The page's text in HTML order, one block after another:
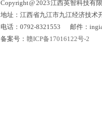
Copyright @ 2023 江西英智科技有
地址：江西省九江市九江经济技术
电话：0792-8321553 邮件：
备案号： 赣ICP备17016122号-2